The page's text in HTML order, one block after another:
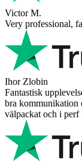
Victor M.
Very professional,
Ihor Zlobin
Fantastisk
bra
välpackat och i perf